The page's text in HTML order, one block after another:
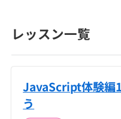
レッスン一覧
JavaScript体験編
う